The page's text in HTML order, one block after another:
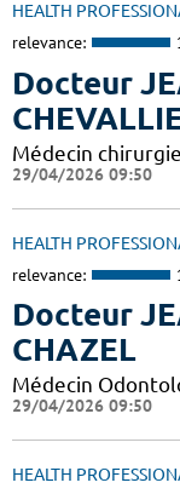
HEALTH
relevance:
Docteur
Médecin chirurgie
29/04/2026 09:50
HEALTH
relevance:
Docteur
CHAZEL
Médecin
29/04/2026 09:50
HEALTH